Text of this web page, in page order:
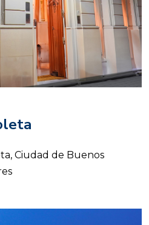
Ciudad de Buenos